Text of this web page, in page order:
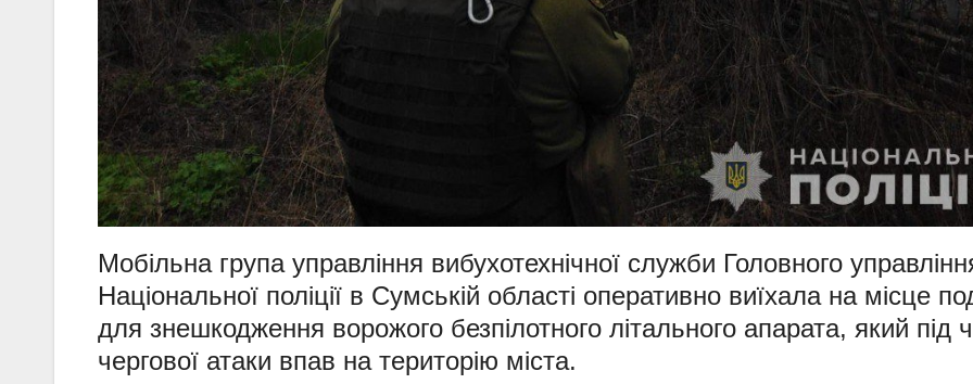
Мобільна група управління вибухотехнічної служби Головного
Національної поліції в Сумській області оперативно виїхала на місце
для знешкодження ворожого безпілотного літального апарата, який під
чергової атаки впав на територію міста.